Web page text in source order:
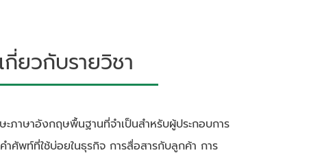
ยวกับรายวิชา
ภาษาอังกฤษพื้นฐานที่จำเป็นสำหรับผู้ประกอบการ
ำศัพท์ที่ใช้บ่อยในธุรกิจ การสื่อสารกับลูกค้า การ